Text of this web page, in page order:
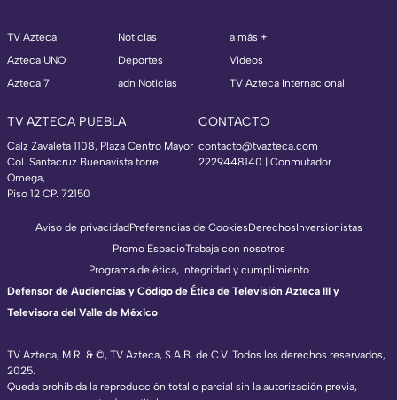
TV Azteca
Azteca UNO
Azteca 7
Noticias
Deportes
adn Noticias
a más +
Videos
TV Azteca Internacional
TV AZTECA PUEBLA
Calz Zavaleta 1108, Plaza Centro Mayor
Col. Santacruz Buenavista torre
Omega,
Piso 12 CP. 72150
CONTACTO
contacto@tvazteca.com
2229448140 | Conmutador
TV Azteca, M.R. & ©, TV Azteca, S.A.B. de C.V. Todos los derechos reservados,
2025.
Queda prohibida la reproducción total o parcial sin la autorización previa,
Aviso de privacidadPreferencias de CookiesDerechosInversionistas
Promo EspacioTrabaja con nosotros
Programa de ética, integridad y cumplimiento
Defensor de Audiencias y Código de Ética de Televisión Azteca III y
Televisora del Valle de México